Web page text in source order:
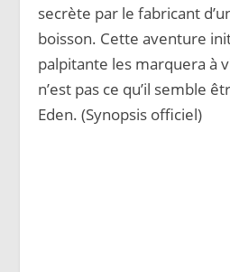
secrète par le fabricant
boisson. Cette aventure
palpitante les marquera à
n’est pas ce qu’il semble
Eden. (Synopsis officiel)